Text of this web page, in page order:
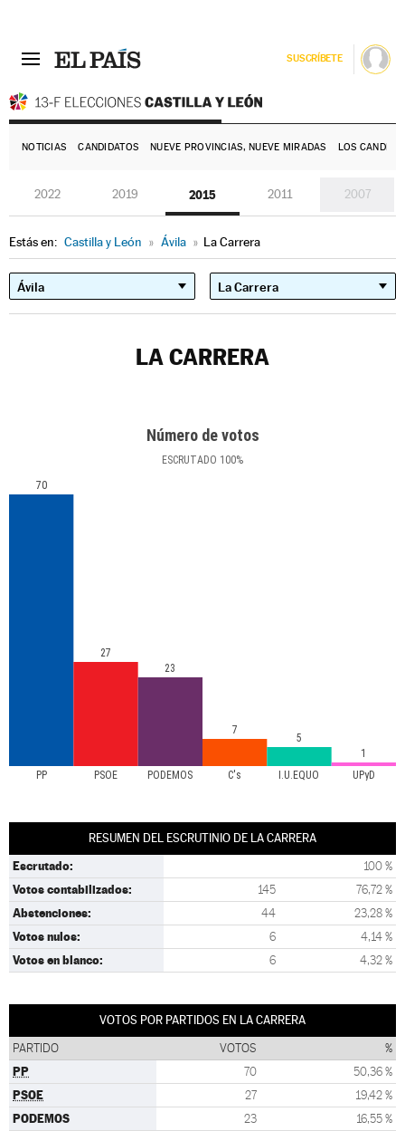
SUSCRÍBETE
NOTICIAS CANDIDATOS NUEVE PROVINCIAS, NUEVE MIRADAS LOS
2022 2019 2015 2011 2007
Estás en: Castilla y León » Ávila » La Carrera
LA CARRERA
Número de votos
ESCRUTADO 100%
PP PSOE PODEMOS C's I.U.EQUO UPyD
70
27
23
7
5
1
RESUMEN DEL ESCRUTINIO DE LA CARRERA
Escrutado: 100 %
Votos contabilizados: 145 76,72 %
Abstenciones: 44 23,28 %
Votos nulos: 6 4,14 %
Votos en blanco: 6 4,32 %
VOTOS POR PARTIDOS EN LA CARRERA
PARTIDO VOTOS %
PP 70 50,36 %
PSOE 27 19,42 %
PODEMOS 23 16,55 %